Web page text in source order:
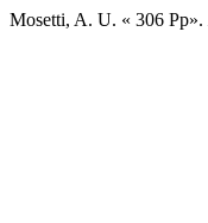
Mosetti, A. U. « 306 Pp».